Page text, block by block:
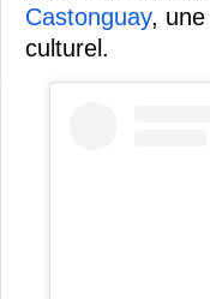
Castonguay, une
culturel.